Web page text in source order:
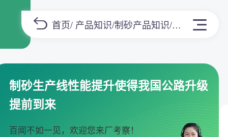
首页/ 产品知识/制砂产品知识/正文
制砂生产线性能提升使得我国公路升级
提前到来
百闻不如一见，欢迎您来厂考察！